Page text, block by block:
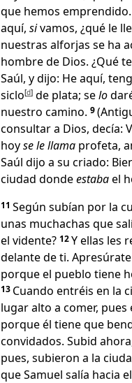
que hemos emprendido.
aquí, sivamos, ¿qué le
nuestras alforjas se ha
hombre de Dios. ¿Qué
Saúl, y dijo: He aquí,
siclo[d] de plata; selo
nuestro camino. 9
consultar a Dios, decía:
hoyse le llama profeta,
Saúl dijo a su criado:
ciudad dondeestabael
11 Según subían por la
unas muchachas que
el vidente? 12Y ellas les
delante de ti.
porque el pueblo tiene
13 Cuando entréis en la
lugar alto a comer,
porque él tiene que
convidados. Subid
pues, subieron a la
que Samuel salía hacia